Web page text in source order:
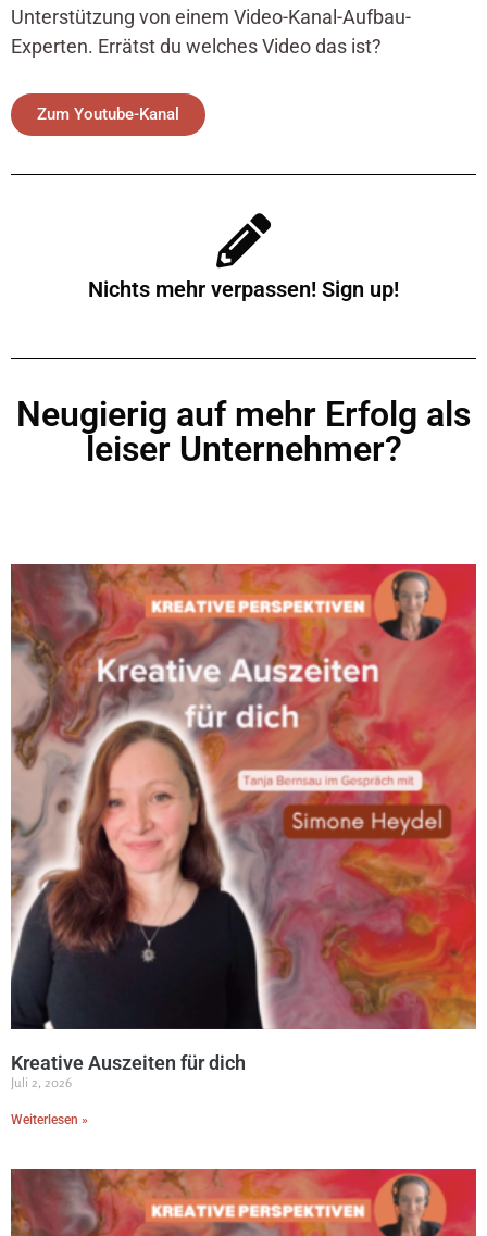
Unterstützung von einem Video-Kanal-Aufbau-
Experten. Errätst du welches Video das ist?
Zum Youtube-Kanal
Nichts mehr verpassen! Sign up!
Neugierig auf mehr Erfolg als
leiser Unternehmer?
Kreative Auszeiten für dich
Juli 2, 2026
Weiterlesen »